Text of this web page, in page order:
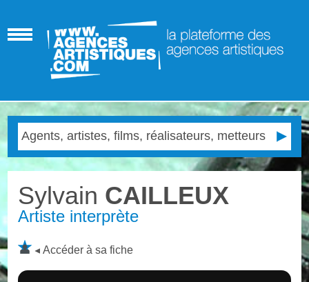
Sylvain CAILLEUX
Artiste interprète
Accéder à sa fiche